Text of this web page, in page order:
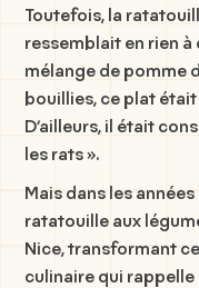
Toutefois, la
ressemblait en rien à
mélange de pomme
bouillies, ce plat
D’ailleurs, il était
les rats ».
Mais dans les
ratatouille aux
Nice, transformant
culinaire qui rappelle